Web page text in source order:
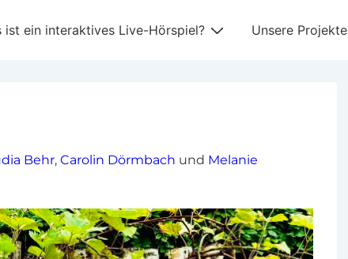
ist ein interaktives Live-Hörspiel? Unsere Projekte
Behr, Carolin Dörmbach und Melanie